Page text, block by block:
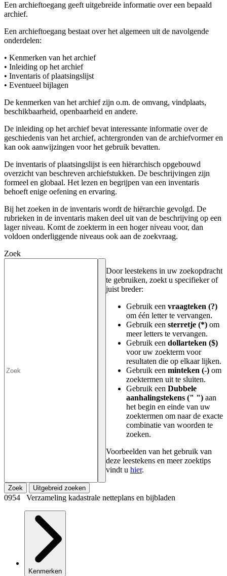
Een archieftoegang geeft uitgebreide informatie over een bepaald
archief.
Een archieftoegang bestaat over het algemeen uit de navolgende
onderdelen:
• Kenmerken van het archief
• Inleiding op het archief
• Inventaris of plaatsingslijst
• Eventueel bijlagen
De kenmerken van het archief zijn o.m. de omvang, vindplaats,
beschikbaarheid, openbaarheid en andere.
De inleiding op het archief bevat interessante informatie over de
geschiedenis van het archief, achtergronden van de archiefvormer en
kan ook aanwijzingen voor het gebruik bevatten.
De inventaris of plaatsingslijst is een hiërarchisch opgebouwd
overzicht van beschreven archiefstukken. De beschrijvingen zijn
formeel en globaal. Het lezen en begrijpen van een inventaris
behoeft enige oefening en ervaring.
Bij het zoeken in de inventaris wordt de hiërarchie gevolgd. De
rubrieken in de inventaris maken deel uit van de beschrijving op een
lager niveau. Komt de zoekterm in een hoger niveau voor, dan
voldoen onderliggende niveaus ook aan de zoekvraag.
Zoek
Door leestekens in uw zoekopdracht
te gebruiken, zoekt u specifieker of
juist breder:
Gebruik een vraagteken (?)
om één letter te vervangen.
Gebruik een sterretje (*) om
meer letters te vervangen.
Gebruik een dollarteken ($)
voor uw zoekterm voor
resultaten die op elkaar lijken.
Gebruik een minteken (-) om
zoektermen uit te sluiten.
Gebruik een Dubbele
aanhalingstekens (" ") aan
het begin en einde van uw
zoektermen om naar de exacte
combinatie van woorden te
zoeken.
Voorbeelden van het gebruik van
deze leestekens en meer zoektips
vindt u hier.
Zoek Uitgebreid zoeken
0954 Verzameling kadastrale netteplans en bijbladen
Kenmerken